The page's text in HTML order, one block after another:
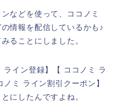
などを使って、ココノミ
情報を配信しているかも♪
ることにしました。
ライン登録】【 ココノミ ラ
ミ ライン割引クーポン】
にしたんですよね。